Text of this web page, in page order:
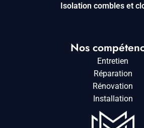
Isolation combles et
Nos
Entretien
Réparation
Rénovation
Installation